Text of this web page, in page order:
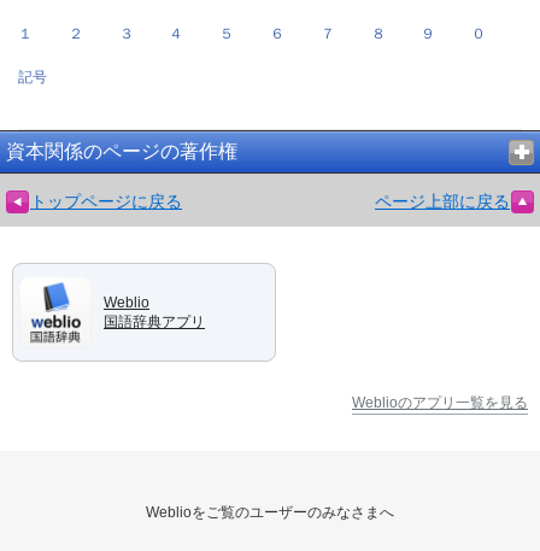
１ ２ ３ ４ ５ ６ ７ ８ ９ ０
記号
資本関係のページの著作権
トップページに戻る ページ上部に戻る
Weblio
国語辞典アプリ
Weblioのアプリ一覧を見る
Weblioをご覧のユーザーのみなさまへ